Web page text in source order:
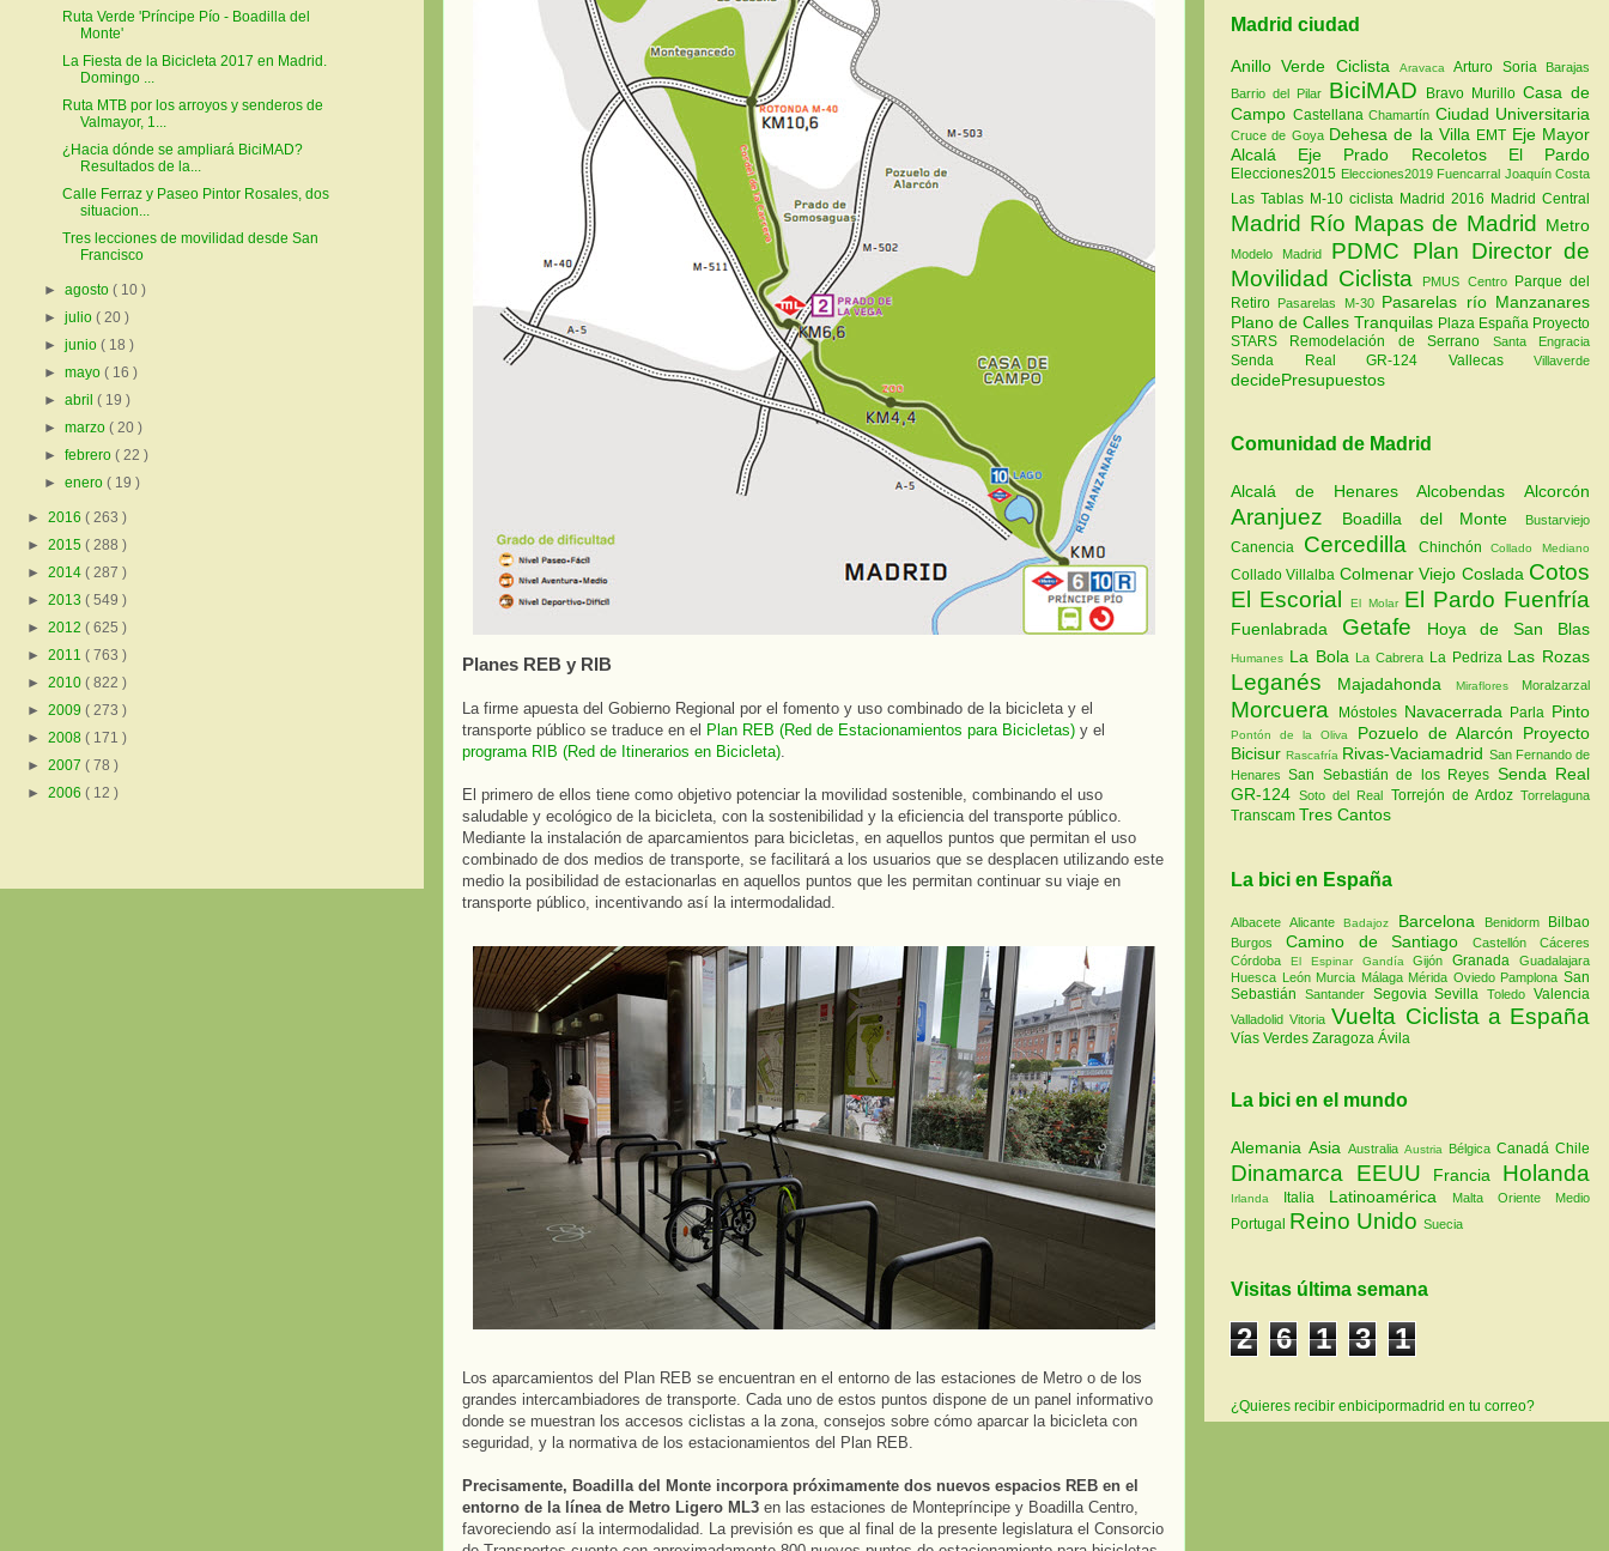
Planes REB y RIB
La firme apuesta del Gobierno Regional por el fomento y uso combinado de la bicicleta y el
transporte público se traduce en el Plan REB (Red de Estacionamientos para Bicicletas) y el
programa RIB (Red de Itinerarios en Bicicleta)
El primero de ellos tiene como objetivo potenciar la movilidad sostenible, combinando el uso
saludable y ecológico de la bicicleta, con la sostenibilidad y la eficiencia del transporte público.
Mediante la instalación de aparcamientos para bicicletas, en aquellos puntos que permitan el uso
combinado de dos medios de transporte, se facilitará a los usuarios que se desplacen utilizando este
medio la posibilidad de estacionarlas en aquellos puntos que les permitan continuar su viaje en
transporte público, incentivando así la intermodalidad.
Los aparcamientos del Plan REB se encuentran en el entorno de las estaciones de Metro o de los
grandes intercambiadores de transporte. Cada uno de estos puntos dispone de un panel informativo
donde se muestran los accesos ciclistas a la zona, consejos sobre cómo aparcar la bicicleta con
seguridad, y la normativa de los estacionamientos del Plan REB.
Precisamente, Boadilla del Monte incorpora próximamente dos nuevos espacios REB en el
entorno de la línea de Metro Ligero ML3 en las estaciones de Montepríncipe y Boadilla Centro,
favoreciendo así la intermodalidad. La previsión es que al final de la presente legislatura el Consorcio
Ruta Verde 'Príncipe Pío - Boadilla del
Monte'
La Fiesta de la Bicicleta 2017 en Madrid.
Domingo ...
Ruta MTB por los arroyos y senderos de
Valmayor, 1...
¿Hacia dónde se ampliará BiciMAD?
Resultados de la...
Calle Ferraz y Paseo Pintor Rosales, dos
situacion...
Tres lecciones de movilidad desde San
Francisco
►agosto( 10 )
►julio( 20 )
►junio( 18 )
►mayo( 16 )
►abril( 19 )
►marzo( 20 )
►febrero( 22 )
►enero( 19 )
► 2016 ( 263 )
► 2015 ( 288 )
► 2014 ( 287 )
► 2013 ( 549 )
► 2012 ( 625 )
► 2011 ( 763 )
► 2010 ( 822 )
► 2009 ( 273 )
► 2008 ( 171 )
► 2007 ( 78 )
► 2006 ( 12 )
Madrid ciudad
Anillo Verde Ciclista AravacaArturo Soria
Barajas
Barrio del Pilar BiciMAD Bravo MurilloCasa de
Campo Castellana Chamartín Ciudad Universitaria
Cruce de Goya Dehesa de la Villa EMT Eje Mayor
Alcalá Eje Prado Recoletos El Pardo
Elecciones2015 Elecciones2019 Fuencarral Joaquín Costa
Las Tablas M-10 ciclista Madrid 2016 Madrid Central
Madrid Río Mapas de Madrid Metro
Modelo Madrid PDMC Plan Director de
Movilidad Ciclista
PMUS Centro Parque del
Retiro Pasarelas M-30 Pasarelas río Manzanares
Plano de Calles Tranquilas Plaza España Proyecto
STARS Remodelación de Serrano Santa Engracia
Senda Real GR-124 Vallecas Villaverde
decidePresupuestos
Comunidad de Madrid
Alcalá de HenaresAlcobendas Alcorcón
Aranjuez Boadilla del Monte Bustarviejo
Canencia Cercedilla ChinchónCollado Mediano
Collado Villalba Colmenar Viejo Coslada Cotos
El EscorialEl Molar El Pardo Fuenfría
Fuenlabrada Getafe Hoya de San Blas
Humanes La Bola La Cabrera La Pedriza Las Rozas
Leganés Majadahonda Miraflores Moralzarzal
Morcuera Móstoles Navacerrada Parla Pinto
Pontón de la Oliva Pozuelo de Alarcón Proyecto
BicisurRascafría Rivas-Vaciamadrid San Fernando de
HenaresSan Sebastián de los Reyes Senda Real
GR-124Soto del Real Torrejón de ArdozTorrelaguna
Transcam Tres Cantos
La bici en España
AlbaceteAlicanteBadajoz Barcelona Benidorm Bilbao
Burgos Camino de SantiagoCastellónCáceres
Córdoba El Espinar GandíaGijónGranadaGuadalajara
Huesca León Murcia Málaga Mérida Oviedo PamplonaSan
Sebastián Santander SegoviaSevillaToledoValencia
ValladolidVitoria Vuelta Ciclista a España
Vías Verdes Zaragoza Ávila
La bici en el mundo
Alemania Asia Australia Austria Bélgica Canadá Chile
Dinamarca EEUU Francia Holanda
Irlanda Italia Latinoamérica Malta Oriente Medio
Portugal Reino Unido Suecia
Visitas última semana
2 6 1 3 1
¿Quieres recibir enbicipormadrid en tu correo?